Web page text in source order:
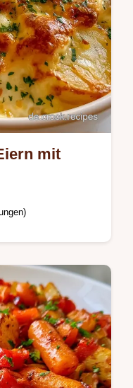
mit
Käse ist
Die Schritt-
Gelingen –